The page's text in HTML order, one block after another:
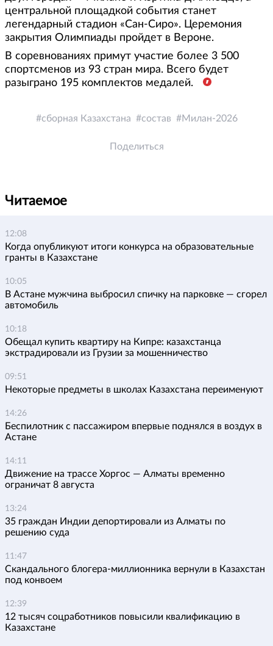
центральной площадкой события станет
легендарный стадион «Сан-Сиро». Церемония
закрытия Олимпиады пройдет в Вероне.
В соревнованиях примут участие более 3 500
спортсменов из 93 стран мира. Всего будет
разыграно 195 комплектов медалей.
сборная Казахстана состав Милан-2026
Поделиться
Читаемое
12:08
Когда опубликуют итоги конкурса на образовательные
гранты в Казахстане
10:05
В Астане мужчина выбросил спичку на парковке — сгорел
автомобиль
10:18
Обещал купить квартиру на Кипре: казахстанца
экстрадировали из Грузии за мошенничество
09:51
Некоторые предметы в школах Казахстана переименуют
14:26
Беспилотник с пассажиром впервые поднялся в воздух в
Астане
14:11
Движение на трассе Хоргос — Алматы временно
ограничат 8 августа
13:24
35 граждан Индии депортировали из Алматы по
решению суда
11:47
Скандального блогера-миллионника вернули в Казахстан
под конвоем
12:39
12 тысяч соцработников повысили квалификацию в
Казахстане